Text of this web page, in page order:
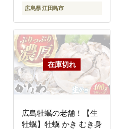
広島県 江田島市
広島牡蠣の老舗！【生
牡蠣】牡蠣 かき むき身